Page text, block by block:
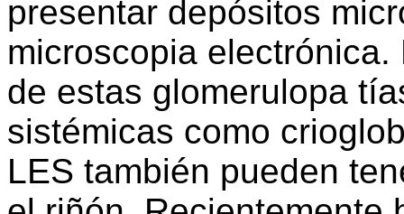
presentar depósitos
microscopia
de estas glomerulopa
sistémicas como
LES también pueden